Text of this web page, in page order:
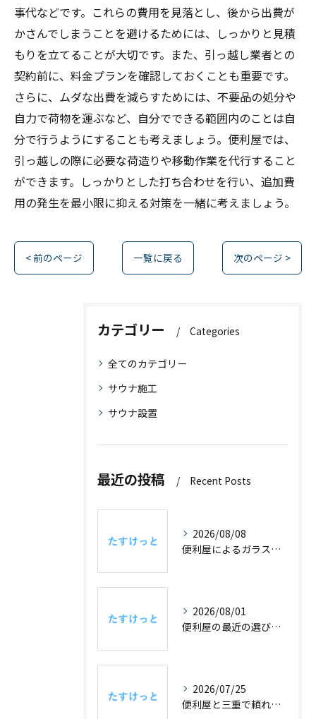
事代などです。これらの費用を見落とし、後から出費が
かさんでしまうことを避けるためには、しっかりと見積
もりを立てることが大切です。また、引っ越し業者との
契約前に、料金プランを確認しておくことも重要です。
さらに、ムダな出費を減らすためには、不要品の処分や
自力で荷物を運ぶなど、自分でできる範囲内のことは自
分で行うようにすることも考えましょう。便利屋では、
引っ越しの際に必要な荷造りや移動作業を代行すること
ができます。しっかりとした打ち合わせを行い、追加費
用の発生を最小限に抑える対策を一緒に考えましょう。
< 前のページ 一覧に戻る 次のページ >
カテゴリー Categories
全てのカテゴリー
サウナ施工
サウナ設置
最近の投稿 Recent Posts
2026/08/08
便利屋によるガラス掃除の効果的な洗剤選びと高所でも安全に仕上げるコツ
2026/08/01
便利屋の最近の選び方と愛知県知多郡東浦町で依頼する際のポイント
2026/07/25
便利屋と三重で頼れる生活サポートや料金相場を徹底解説